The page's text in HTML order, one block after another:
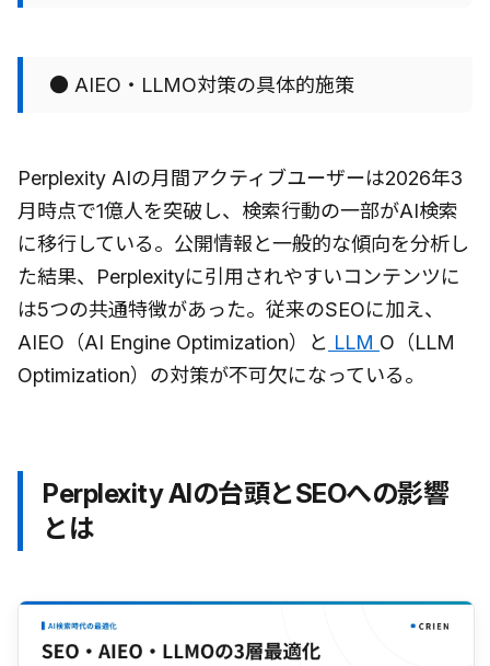
● AIEO・LLMO対策の具体的施策
Perplexity AIの月間アクティブユーザーは2026年3
月時点で1億人を突破し、検索行動の一部がAI検索
に移行している。公開情報と一般的な傾向を分析し
た結果、Perplexityに引用されやすいコンテンツに
は5つの共通特徴があった。従来のSEOに加え、
AIEO（AI Engine Optimization）と LLM O（LLM
Optimization）の対策が不可欠になっている。
Perplexity AIの台頭とSEOへの影響
とは